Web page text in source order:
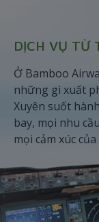
DỊCH VỤ TỪ
Ở Bamboo
những gì xuất
Xuyên suốt
bay, mọi nhu
mọi cảm xúc